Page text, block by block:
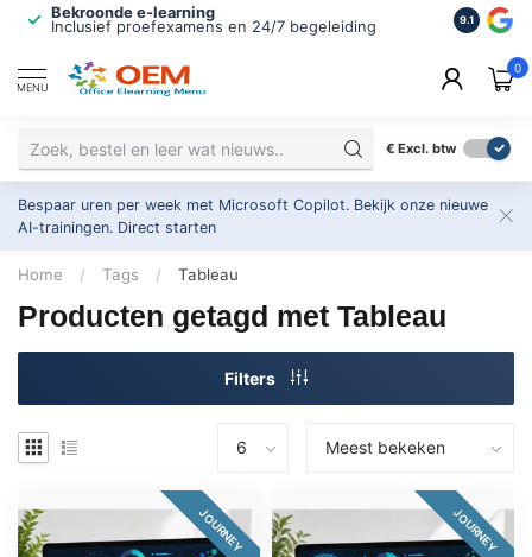
Bekroonde e-learning
Inclusief proefexamens en 24/7 begeleiding
ISO
2.500+
9.1
MENU
0
€ Excl. btw
Bespaar uren per week met Microsoft Copilot. Bekijk onze nieuwe
AI-trainingen. Direct starten
Home / Tags / Tableau
Producten getagd met Tableau
Filters
JOURNEY JOURNEY